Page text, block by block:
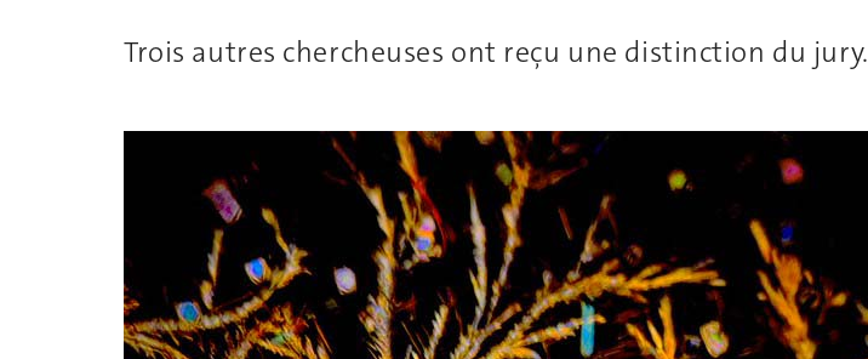
Trois autres chercheuses ont reçu une distinction du jury.